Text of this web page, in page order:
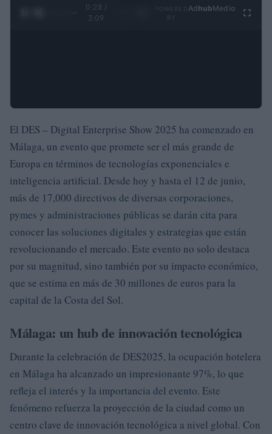
0:29 /
3:09
Ad hubMedia
El DES – Digital Enterprise Show 2025 ha comenzado en
Málaga, un evento que promete ser el más grande de
Europa en términos de tecnologías exponenciales e
inteligencia artificial. Desde hoy y hasta el 12 de junio,
más de 17,000 directivos de diversas corporaciones,
pymes y administraciones públicas se darán cita para
conocer las soluciones digitales y estrategias que están
revolucionando el mercado. Este evento no solo destaca
por su magnitud, sino también por su impacto económico,
que se estima en más de 30 millones de euros para la
capital de la Costa del Sol.
Málaga: un hub de innovación tecnológica
Durante la celebración de DES2025, la ocupación hotelera
en Málaga ha alcanzado un impresionante 97%, lo que
refleja el interés y la importancia del evento. Este
fenómeno refuerza la proyección de la ciudad como un
centro clave de innovación tecnológica a nivel global. Con